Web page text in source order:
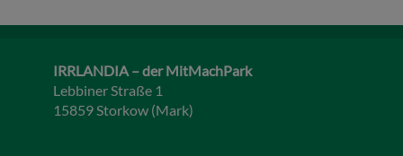
IRRLANDIA – der MitMachPark
Lebbiner Straße 1
15859 Storkow (Mark)